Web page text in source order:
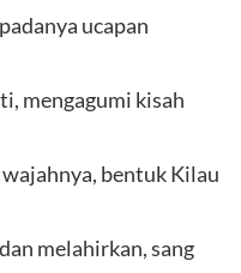
ucapan
mengagumi kisah
bentuk Kilau
melahirkan, sang